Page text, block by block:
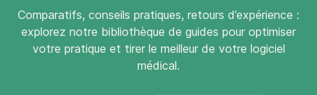
Comparatifs, conseils pratiques, retours d’expérience :
explorez notre bibliothèque de guides pour optimiser
votre pratique et tirer le meilleur de votre logiciel
médical.